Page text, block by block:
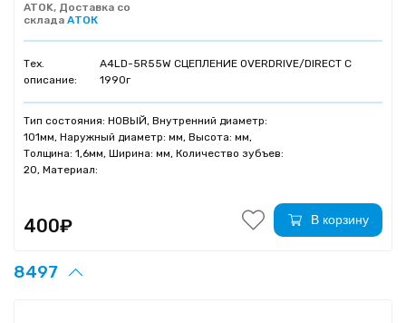
ATOK, Доставка со
склада АТОК
Тех.
описание:
A4LD-5R55W СЦЕПЛЕНИЕ OVERDRIVE/DIRECT C
1990г
Тип состояния: НОВЫЙ, Внутренний диаметр:
101мм, Наружный диаметр: мм, Высота: мм,
Толщина: 1,6мм, Ширина: мм, Количество зубъев:
20, Материал:
400₽ В корзину
8497